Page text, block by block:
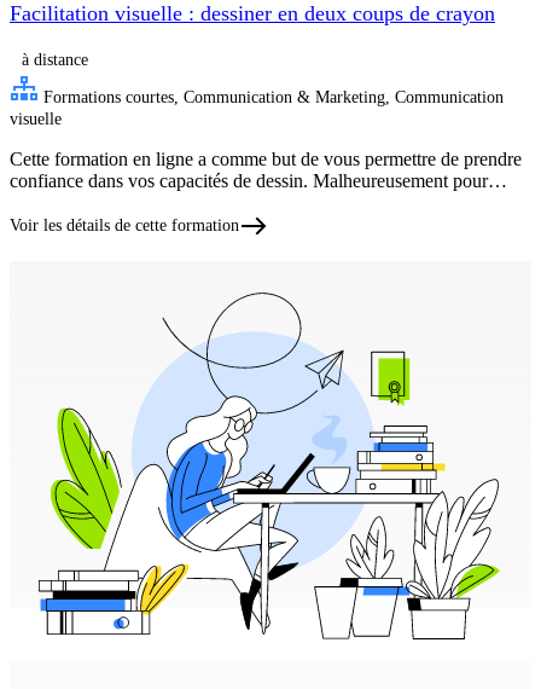
Facilitation visuelle : dessiner en deux coups de crayon
à distance
Formations courtes, Communication & Marketing, Communication
visuelle
Cette formation en ligne a comme but de vous permettre de prendre
confiance dans vos capacités de dessin. Malheureusement pour…
Voir les détails de cette formation